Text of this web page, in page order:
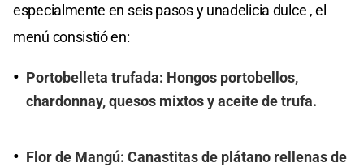
especialmente en seis pasos y unadelicia dulce , el
menú consistió en:
Portobelleta trufada: Hongos portobellos,
chardonnay, quesos mixtos y aceite de trufa.
Flor de Mangú: Canastitas de plátano rellenas de